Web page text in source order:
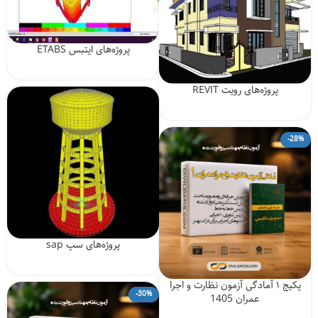
پروژه‌های ایتبس ETABS
پروژه‌های رویت REVIT
پروژه‌های سپ sap
-28%
پکیج ۱ آمادگی آزمون نظارت و اجرا
عمران 1405 -30%